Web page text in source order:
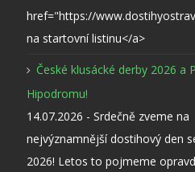
href="https://
na startovní listinu</a>
České klusácké derby 2026 a
Hipodromu!
14.07.2026 - Srdečně zveme na
nejvýznamnější dostihový den
2026! Letos to pojmeme